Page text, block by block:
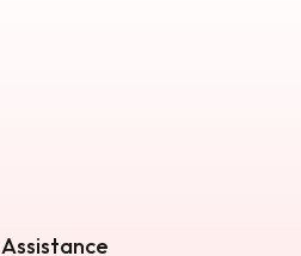
Assistance